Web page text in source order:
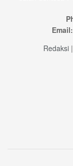
Email:
Redaksi |